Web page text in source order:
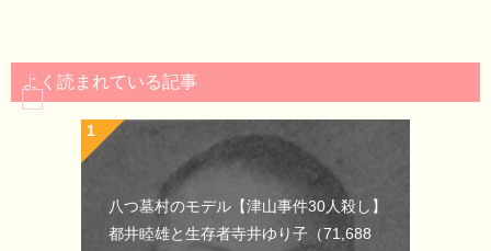
よく読まれている記事
八つ墓村のモデル【津山事件30人殺し】
都井睦雄と生存者寺井ゆり子 （71,688